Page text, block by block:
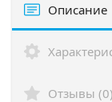
Описание
Отзывы (0)